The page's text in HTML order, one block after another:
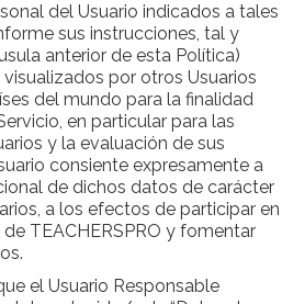
del Usuario indicados a tales
sus instrucciones, tal y
anterior de esta Política)
por otros Usuarios
del mundo para la finalidad
en particular para las
y la evaluación de sus
consiente expresamente a
de dichos datos de carácter
a los efectos de participar en
TEACHERSPRO y fomentar
el Usuario Responsable